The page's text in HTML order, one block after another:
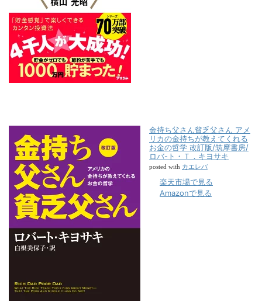
金持ち父さん貧乏父さん アメ
リカの金持ちが教えてくれる
お金の哲学 改訂版/筑摩書房/
ロバ-ト・Ｔ．キヨサキ
posted with カエレバ
楽天市場で見る
Amazonで見る